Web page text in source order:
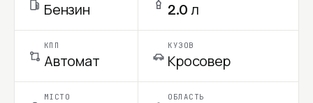
Бензин 2.0 л
КПП
Автомат
КУЗОВ
Кросовер
МІСТО ОБЛАСТЬ